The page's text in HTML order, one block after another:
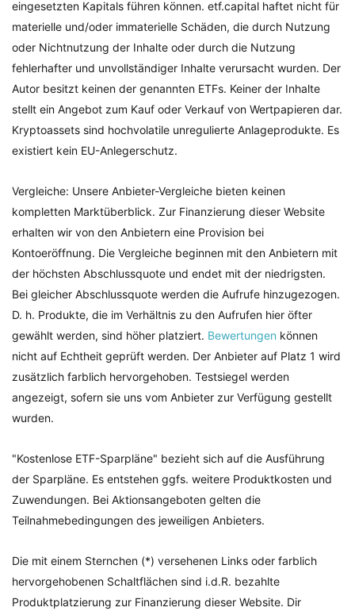
eingesetzten Kapitals führen können. etf.capital haftet nicht für
materielle und/oder immaterielle Schäden, die durch Nutzung
oder Nichtnutzung der Inhalte oder durch die Nutzung
fehlerhafter und unvollständiger Inhalte verursacht wurden. Der
Autor besitzt keinen der genannten ETFs. Keiner der Inhalte
stellt ein Angebot zum Kauf oder Verkauf von Wertpapieren dar.
Kryptoassets sind hochvolatile unregulierte Anlageprodukte. Es
existiert kein EU-Anlegerschutz.
Vergleiche: Unsere Anbieter-Vergleiche bieten keinen
kompletten Marktüberblick. Zur Finanzierung dieser Website
erhalten wir von den Anbietern eine Provision bei
Kontoeröffnung. Die Vergleiche beginnen mit den Anbietern mit
der höchsten Abschlussquote und endet mit der niedrigsten.
Bei gleicher Abschlussquote werden die Aufrufe hinzugezogen.
D. h. Produkte, die im Verhältnis zu den Aufrufen hier öfter
gewählt werden, sind höher platziert. Bewertungen können
nicht auf Echtheit geprüft werden. Der Anbieter auf Platz 1 wird
zusätzlich farblich hervorgehoben. Testsiegel werden
angezeigt, sofern sie uns vom Anbieter zur Verfügung gestellt
wurden.
"Kostenlose ETF-Sparpläne" bezieht sich auf die Ausführung
der Sparpläne. Es entstehen ggfs. weitere Produktkosten und
Zuwendungen. Bei Aktionsangeboten gelten die
Teilnahmebedingungen des jeweiligen Anbieters.
Die mit einem Sternchen (*) versehenen Links oder farblich
hervorgehobenen Schaltflächen sind i.d.R. bezahlte
Produktplatzierung zur Finanzierung dieser Website. Dir